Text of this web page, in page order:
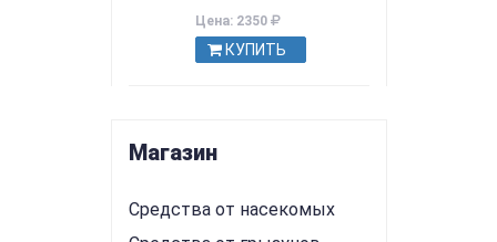
Цена: 2350
КУПИТЬ
Магазин
Средства от насекомых